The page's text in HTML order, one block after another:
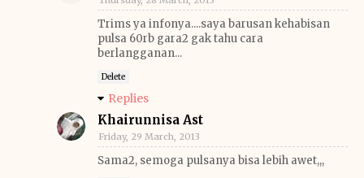
Trims ya infonya....saya barusan kehabisan
pulsa 60rb gara2 gak tahu cara
berlangganan...
Delete
Replies
Khairunnisa Ast
Friday, 29 March, 2013
Sama2, semoga pulsanya bisa lebih awet,,,